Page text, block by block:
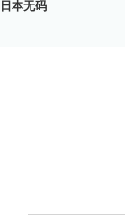
日本无码